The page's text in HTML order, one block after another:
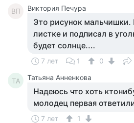
ВП Виктория Печура
Это рисунок мальчишки.
листке и подписал в
будет солнце....
7 лет 1 0
ТА Татьяна Анненкова
Надеюсь что хоть
молодец первая
7 лет 1